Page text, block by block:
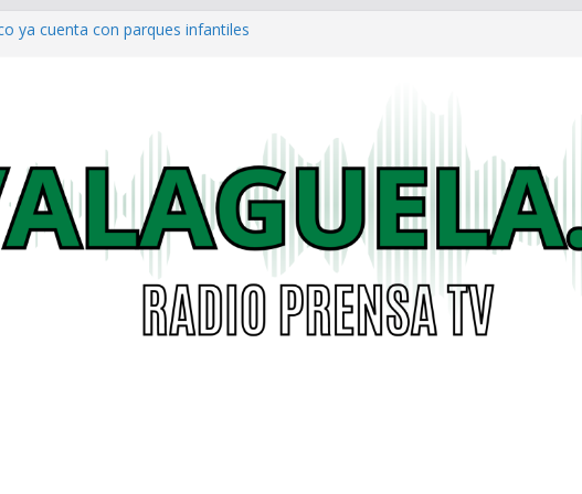
ya cuenta con parques infantiles
al Concejo de Bogotá tras salida
eléctricas: alcaldías podrán
acceso digno a